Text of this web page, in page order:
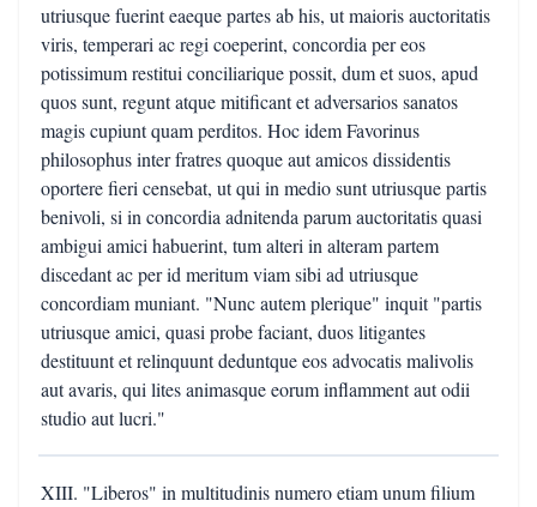
utriusque fuerint eaeque partes ab his, ut maioris auctoritatis
viris, temperari ac regi coeperint, concordia per eos
potissimum restitui conciliarique possit, dum et suos, apud
quos sunt, regunt atque mitificant et adversarios sanatos
magis cupiunt quam perditos. Hoc idem Favorinus
philosophus inter fratres quoque aut amicos dissidentis
oportere fieri censebat, ut qui in medio sunt utriusque partis
benivoli, si in concordia adnitenda parum auctoritatis quasi
ambigui amici habuerint, tum alteri in alteram partem
discedant ac per id meritum viam sibi ad utriusque
concordiam muniant. "Nunc autem plerique" inquit "partis
utriusque amici, quasi probe faciant, duos litigantes
destituunt et relinquunt deduntque eos advocatis malivolis
aut avaris, qui lites animasque eorum inflamment aut odii
studio aut lucri."
XIII. "Liberos" in multitudinis numero etiam unum filium